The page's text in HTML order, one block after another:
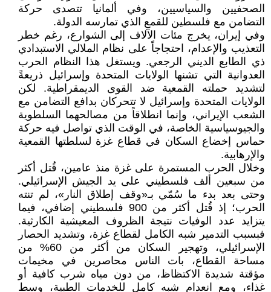
الصحفيين والسياسيين، وفي ألمانيا تتصدى حركة
التضامن مع فلسطين للقمع الذي تمارسه الدولة.
وفي إيران، يخرج مئات الآلاف إلى الشوارع، رغم خطر
التعذيب والإعدام، احتجاجاً على نظام الملالي الاستبدادي
ذي الطابع الديني الرجعي. ويستغل هذا النظام الحرب
العدوانية التي تشنها الولايات المتحدة وإسرائيل ذريعةً
لتشديد حملته القمعية ضد القوى الديمقراطية. لكن
الولايات المتحدة وإسرائيل لا تتحركان بدافع التضامن مع
الشعب الإيراني، وإنما انطلاقاً من مصالحهما السلطوية
والجيوسياسية الخاصة، في الوقت الذي تواصل فيه حركة
حماس إخضاع السكان في قطاع غزة لسلطتها القمعية
والإرهابية.
وخلال الحرب المستمرة على غزة منذ عامين، قُتل أكثر
من سبعين ألف فلسطيني على يد الجيش الإسرائيلي.
وحتى بعد بدء ما سُمّي بـ«وقف إطلاق النار»، لم تنته
الحرب؛ إذ قُتل أكثر من 900 فلسطيني إضافي، فيما
يتزايد عدد الوفيات نتيجة الظروف المعيشية الكارثية.
فبسبب التدمير شبه الكامل لقطاع غزة، وتشديد الحصار
الإسرائيلي، وتهجير السكان من أكثر من 60% من
مساحة القطاع، بات الناس محاصرين في مخيمات
مؤقتة شديدة الاكتظاظ، من دون مياه شرب كافية أو
غذاء، ومع انعدام شبه كامل للخدمات الطبية، وسط